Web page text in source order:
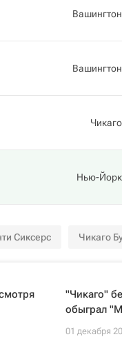
Вашингтон
Вашингтон
Чикаго
Нью-Йорк
Сиксерс Чикаго
"Чикаго"
обыграл
01 декабря